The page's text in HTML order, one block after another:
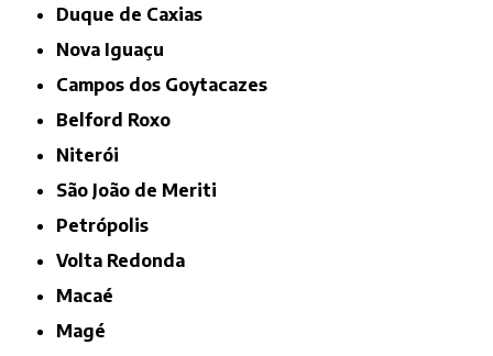
Duque de Caxias
Nova Iguaçu
Campos dos Goytacazes
Belford Roxo
Niterói
São João de Meriti
Petrópolis
Volta Redonda
Macaé
Magé